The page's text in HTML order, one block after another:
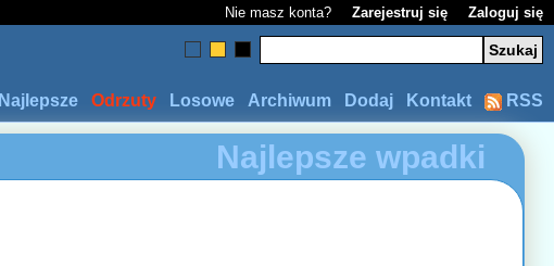
Nie masz konta? Zarejestruj się Zaloguj się
RSS
Kontakt
Dodaj
Archiwum
Losowe
Odrzuty
Najlepsze
Najlepsze wpadki